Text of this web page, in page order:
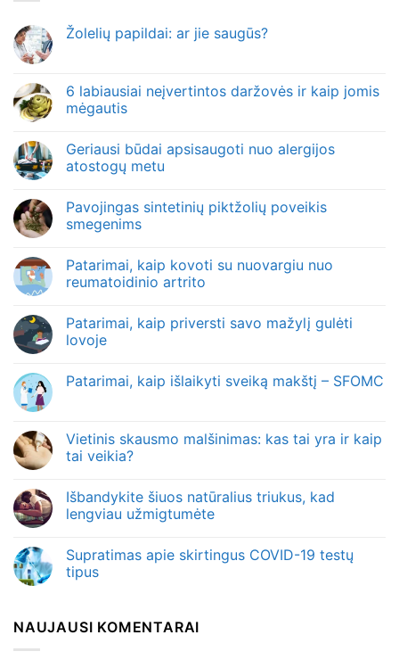
Žolelių papildai: ar jie saugūs?
6 labiausiai neįvertintos daržovės ir kaip jomis
mėgautis
Geriausi būdai apsisaugoti nuo alergijos
atostogų metu
Pavojingas sintetinių piktžolių poveikis
smegenims
Patarimai, kaip kovoti su nuovargiu nuo
reumatoidinio artrito
Patarimai, kaip priversti savo mažylį gulėti
lovoje
Patarimai, kaip išlaikyti sveiką makštį – SFOMC
Vietinis skausmo malšinimas: kas tai yra ir kaip
tai veikia?
Išbandykite šiuos natūralius triukus, kad
lengviau užmigtumėte
Supratimas apie skirtingus COVID-19 testų
tipus
NAUJAUSI KOMENTARAI